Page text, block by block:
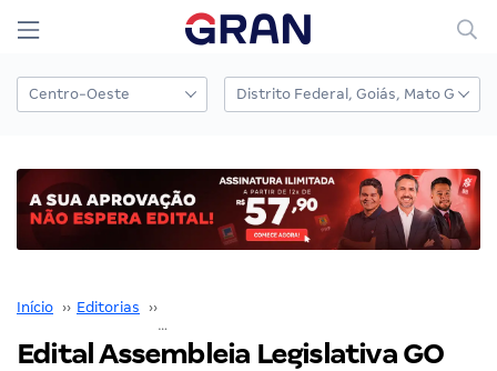
Início ›› Editorias ››
Edital Assembleia Legislativa GO